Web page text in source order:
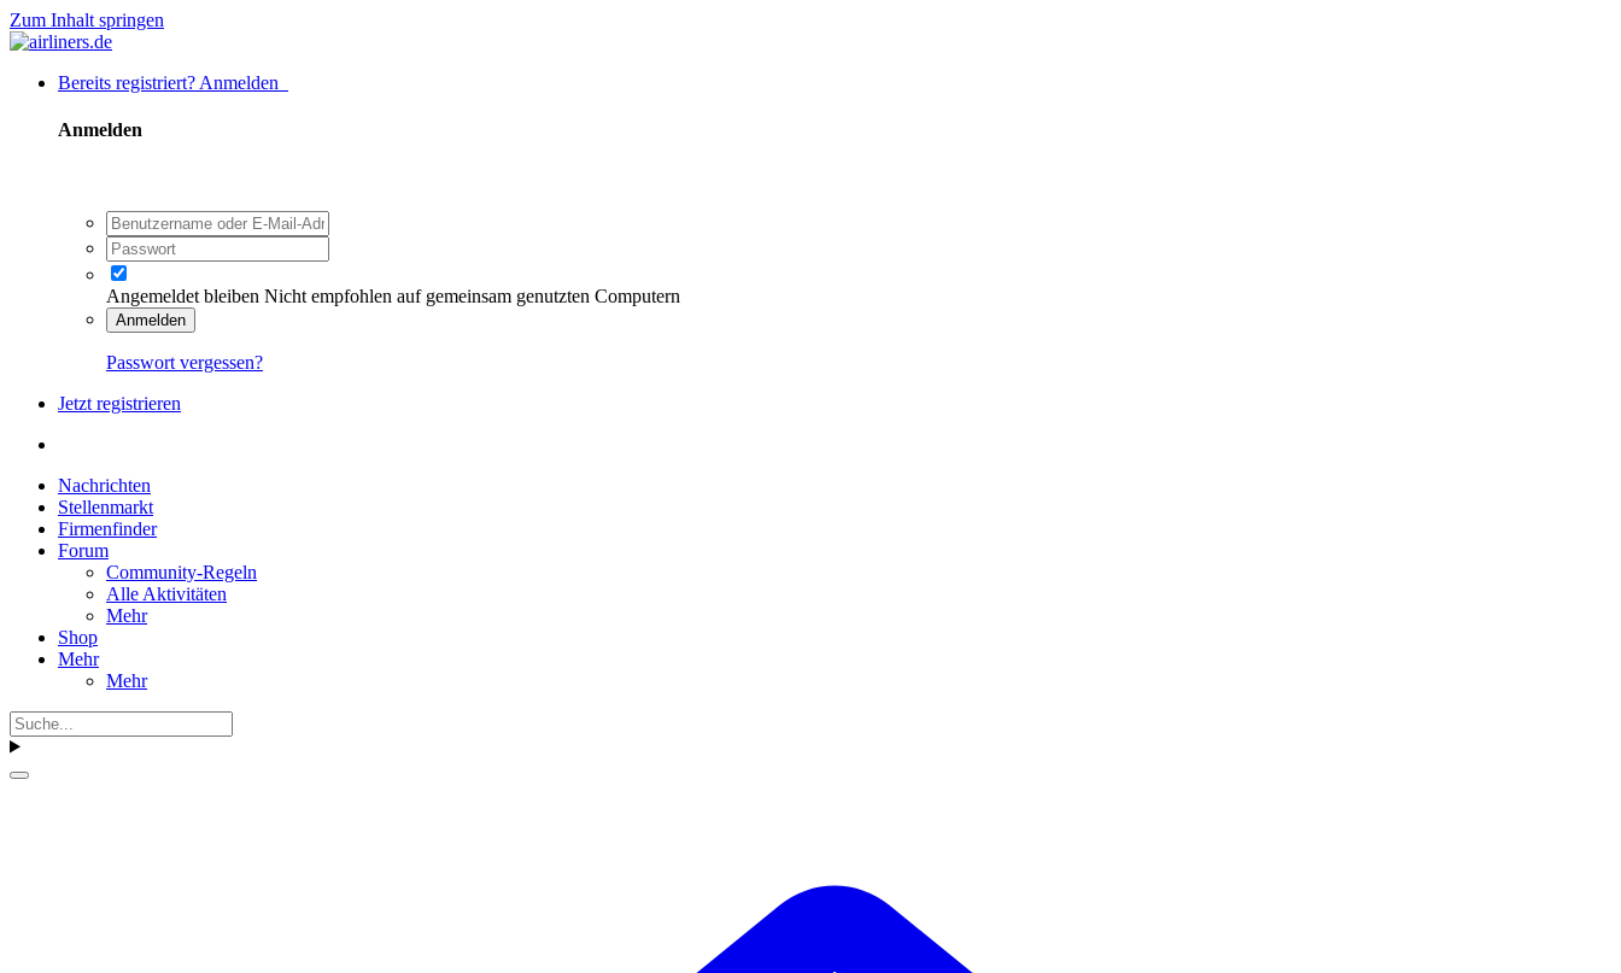
Zum Inhalt springen
Bereits registriert? Anmelden
Anmelden
Angemeldet bleiben Nicht empfohlen auf gemeinsam genutzten Computern
Anmelden
Passwort vergessen?
Jetzt registrieren
Nachrichten
Stellenmarkt
Firmenfinder
Forum
Community-Regeln
Alle Aktivitäten
Mehr
Shop
Mehr
Mehr